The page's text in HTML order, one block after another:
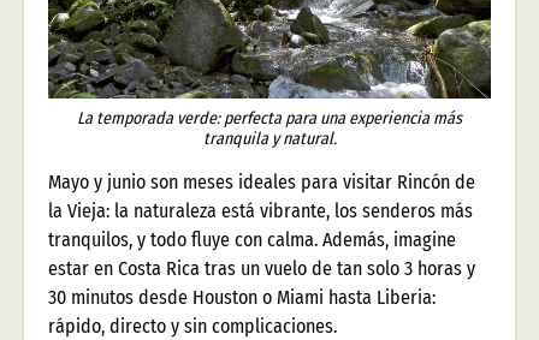
La temporada verde: perfecta para una experiencia más
tranquila y natural.
Mayo y junio son meses ideales para visitar Rincón de
la Vieja: la naturaleza está vibrante, los senderos más
tranquilos, y todo fluye con calma. Además, imagine
estar en Costa Rica tras un vuelo de tan solo 3 horas y
30 minutos desde Houston o Miami hasta Liberia:
rápido, directo y sin complicaciones.